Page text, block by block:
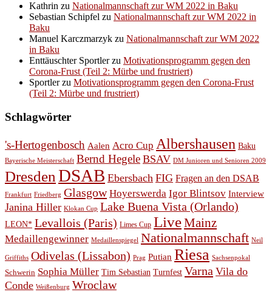
Kathrin zu Nationalmannschaft zur WM 2022 in Baku
Sebastian Schipfel zu Nationalmannschaft zur WM 2022 in
Baku
Manuel Karczmarzyk zu Nationalmannschaft zur WM 2022
in Baku
Enttäuschter Sportlerzu Motivationsprogramm gegen den
Corona-Frust (Teil 2: Mürbe und frustriert)
Sportlerzu Motivationsprogramm gegen den Corona-Frust
(Teil 2: Mürbe und frustriert)
Schlagwörter
's-Hertogenbosch Aalen Acro Cup Albershausen Baku
Bayerische Meisterschaft Bernd Hegele BSAV DM Junioren und Senioren 2009
Dresden DSAB Ebersbach FIG Fragen an den DSAB
Frankfurt Friedberg Glasgow Hoyerswerda Igor Blintsov Interview
Janina Hiller Klokan Cup Lake Buena Vista (Orlando)
LEON* Levallois (Paris) Limes Cup LiveMainz
Medaillengewinner Medaillenspiegel Nationalmannschaft Neil
Griffiths Odivelas (Lissabon) Prag Putian Riesa Sachsenpokal
Schwerin Sophia Müller Tim Sebastian Turnfest Varna Vila do
Conde Weißenburg Wroclaw